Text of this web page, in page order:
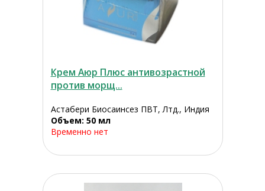
Крем Аюр Плюс антивозрастной
против морщ...
Астабери Биосаинсез ПВТ, Лтд., Индия
Объем: 50 мл
Временно нет